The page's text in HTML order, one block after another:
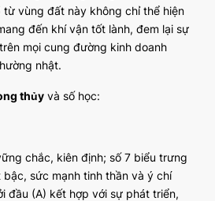
từ vùng đất này không chỉ thể hiện
đến khí vận tốt lành, đem lại sự
mọi cung đường kinh doanh
nhật.
thủy và số học:
chắc, kiên định; số 7 biểu trưng
sức mạnh tinh thần và ý chí
đầu (A) kết hợp với sự phát triển,